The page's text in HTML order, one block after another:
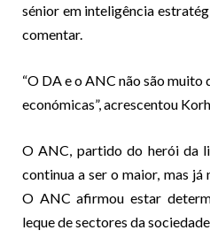
sénior em inteligência
comentar.
“O DA e o ANC não são
económicas”, acrescentou
O ANC, partido do herói da
continua a ser o maior, mas
O ANC afirmou estar
leque de sectores da